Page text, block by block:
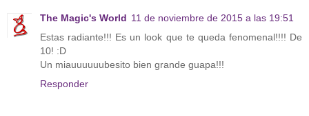
The Magic's World 11 de noviembre de 2015 a las 19:51
Estas radiante!!! Es un look que te queda fenomenal!!!! De
10! :D
Un miauuuuuubesito bien grande guapa!!!
Responder